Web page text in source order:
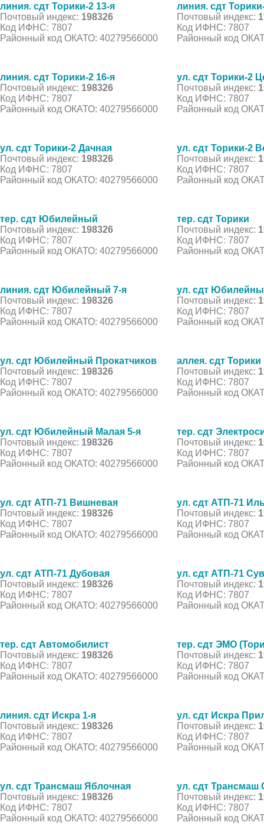
линия. сдт Торики-2 13-я
Почтовый индекс: 198326
Код ИФНС: 7807
Районный код ОКАТО: 40279566000
линия. сдт
Почтовый индекс:
Код ИФНС: 7807
Районный код
линия. сдт Торики-2 16-я
Почтовый индекс: 198326
Код ИФНС: 7807
Районный код ОКАТО: 40279566000
ул. сдт Торики-2
Почтовый индекс:
Код ИФНС: 7807
Районный код
ул. сдт Торики-2 Дачная
Почтовый индекс: 198326
Код ИФНС: 7807
Районный код ОКАТО: 40279566000
ул. сдт Торики-2
Почтовый индекс:
Код ИФНС: 7807
Районный код
тер. сдт Юбилейный
Почтовый индекс: 198326
Код ИФНС: 7807
Районный код ОКАТО: 40279566000
тер. сдт Торики
Почтовый индекс:
Код ИФНС: 7807
Районный код
линия. сдт Юбилейный 7-я
Почтовый индекс: 198326
Код ИФНС: 7807
Районный код ОКАТО: 40279566000
ул. сдт
Почтовый индекс:
Код ИФНС: 7807
Районный код
ул. сдт Юбилейный Прокатчиков
Почтовый индекс: 198326
Код ИФНС: 7807
Районный код ОКАТО: 40279566000
аллея. сдт Торики
Почтовый индекс:
Код ИФНС: 7807
Районный код
ул. сдт Юбилейный Малая 5-я
Почтовый индекс: 198326
Код ИФНС: 7807
Районный код ОКАТО: 40279566000
тер. сдт
Почтовый индекс:
Код ИФНС: 7807
Районный код
ул. сдт АТП-71 Вишневая
Почтовый индекс: 198326
Код ИФНС: 7807
Районный код ОКАТО: 40279566000
ул. сдт АТП-71
Почтовый индекс:
Код ИФНС: 7807
Районный код
ул. сдт АТП-71 Дубовая
Почтовый индекс: 198326
Код ИФНС: 7807
Районный код ОКАТО: 40279566000
ул. сдт АТП-71
Почтовый индекс:
Код ИФНС: 7807
Районный код
тер. сдт Автомобилист
Почтовый индекс: 198326
Код ИФНС: 7807
Районный код ОКАТО: 40279566000
тер. сдт ЭМО
Почтовый индекс:
Код ИФНС: 7807
Районный код
линия. сдт Искра 1-я
Почтовый индекс: 198326
Код ИФНС: 7807
Районный код ОКАТО: 40279566000
ул. сдт Искра
Почтовый индекс:
Код ИФНС: 7807
Районный код
ул. сдт Трансмаш Яблочная
Почтовый индекс: 198326
Код ИФНС: 7807
Районный код ОКАТО: 40279566000
ул. сдт Трансмаш
Почтовый индекс:
Код ИФНС: 7807
Районный код